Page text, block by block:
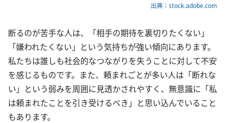
出典：stock.adobe.com
断るのが苦手な人は、「相手の期待を裏切りたくない」
「嫌われたくない」という気持ちが強い傾向にあります。
私たちは誰しも社会的なつながりを失うことに対して不安
を感じるものです。また、頼まれごとが多い人は「断れな
い」という弱みを周囲に見透かされやすく、無意識に「私
は頼まれたことを引き受けるべき」と思い込んでいること
もあります。